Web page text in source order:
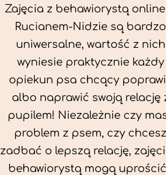
Zajęcia z behawiorystą
Rucianem-Nidzie są bardzo
uniwersalne, wartość z nich
wyniesie praktycznie każdy
opiekun psa chcący
albo naprawić swoją relację
pupilem! Niezależnie czy
problem z psem, czy chcesz
zadbać o lepszą relację,
behawiorystą mogą